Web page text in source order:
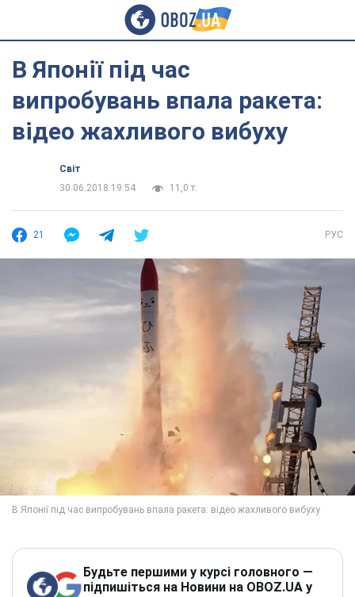
В Японії під час
випробувань впала ракета:
відео жахливого вибуху
Світ
30.06.2018 19:54
11,0 т.
21 РУС
Будьте першими у курсі головного —
підпишіться на Новини на OBOZ.UA у